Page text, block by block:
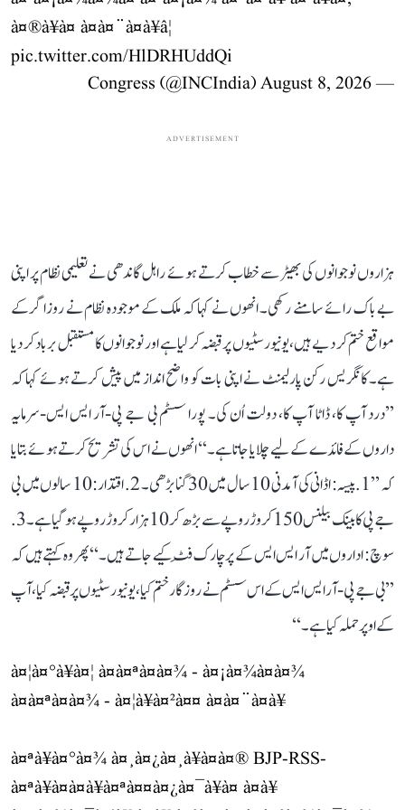
à¤®à¥à¤ à¤à¤¨à¤à¥â¦
pic.twitter.com/HlDRHUddQi
— Congress (@INCIndia)
August 8, 2026
ADVERTISEMENT
ہزاروں نوجوانوں کی بھیڑ سے خطاب کرتے ہوئے راہل گاندھی نے تعلیمی نظام پر اپنی
بے باک رائے سامنے رکھی۔ انھوں نے کہا کہ ملک کے موجودہ نظام نے روزاگر کے
مواقع ختم کر دیے ہیں، یونیورسٹیوں پر قبضہ کر لیا ہے اور نوجوانوں کا مستقبل برباد کر دیا
ہے۔ کانگریس رکن پارلیمنٹ نے اپنی بات کو واضح انداز میں پیش کرتے ہوئے کہا کہ
’’درد آپ کا، ڈاٹا آپ کا، دولت اُن کی۔ پورا سسٹم بی جے پی-آر ایس ایس-سرمایہ
داروں کے فائدے کے لیے چلایا جاتا ہے۔‘‘ انھوں نے اس کی تشریح کرتے ہوئے بتایا
کہ ’’1. پیسہ: اڈانی کی آمدنی 10 سال میں 30 گنا بڑھی۔ 2. اقتدار: 10 سالوں میں بی
جے پی کا بینک بیلنس 150 کروڑ روپے سے بڑھ کر 10 ہزار کروڑ روپے ہو گیا ہے۔ 3.
سوچ: اداروں میں آر ایس ایس کے پرچارک فِٹ کیے جاتے ہیں۔‘‘ پھر وہ کہتے ہیں کہ
’’بی جے پی-آر ایس ایس کے اس سسٹم نے روزگار ختم کیا، یونیورسٹیوں پر قبضہ کیا، آپ
کے اوپر حملہ کیا ہے۔‘‘
à¤¦à¤°à¥à¤¦ à¤à¤ªà¤à¤¾ - à¤¡à¤¾à¤à¤¾
à¤à¤ªà¤à¤¾ - à¤¦à¥à¤²à¤¤ à¤à¤¨à¤à¥
à¤ªà¥à¤°à¤¾ à¤¸à¤¿à¤¸à¥à¤à¤® BJP-RSS-
à¤ªà¥à¤à¤à¥à¤ªà¤¤à¤¿à¤¯à¥à¤ à¤à¥